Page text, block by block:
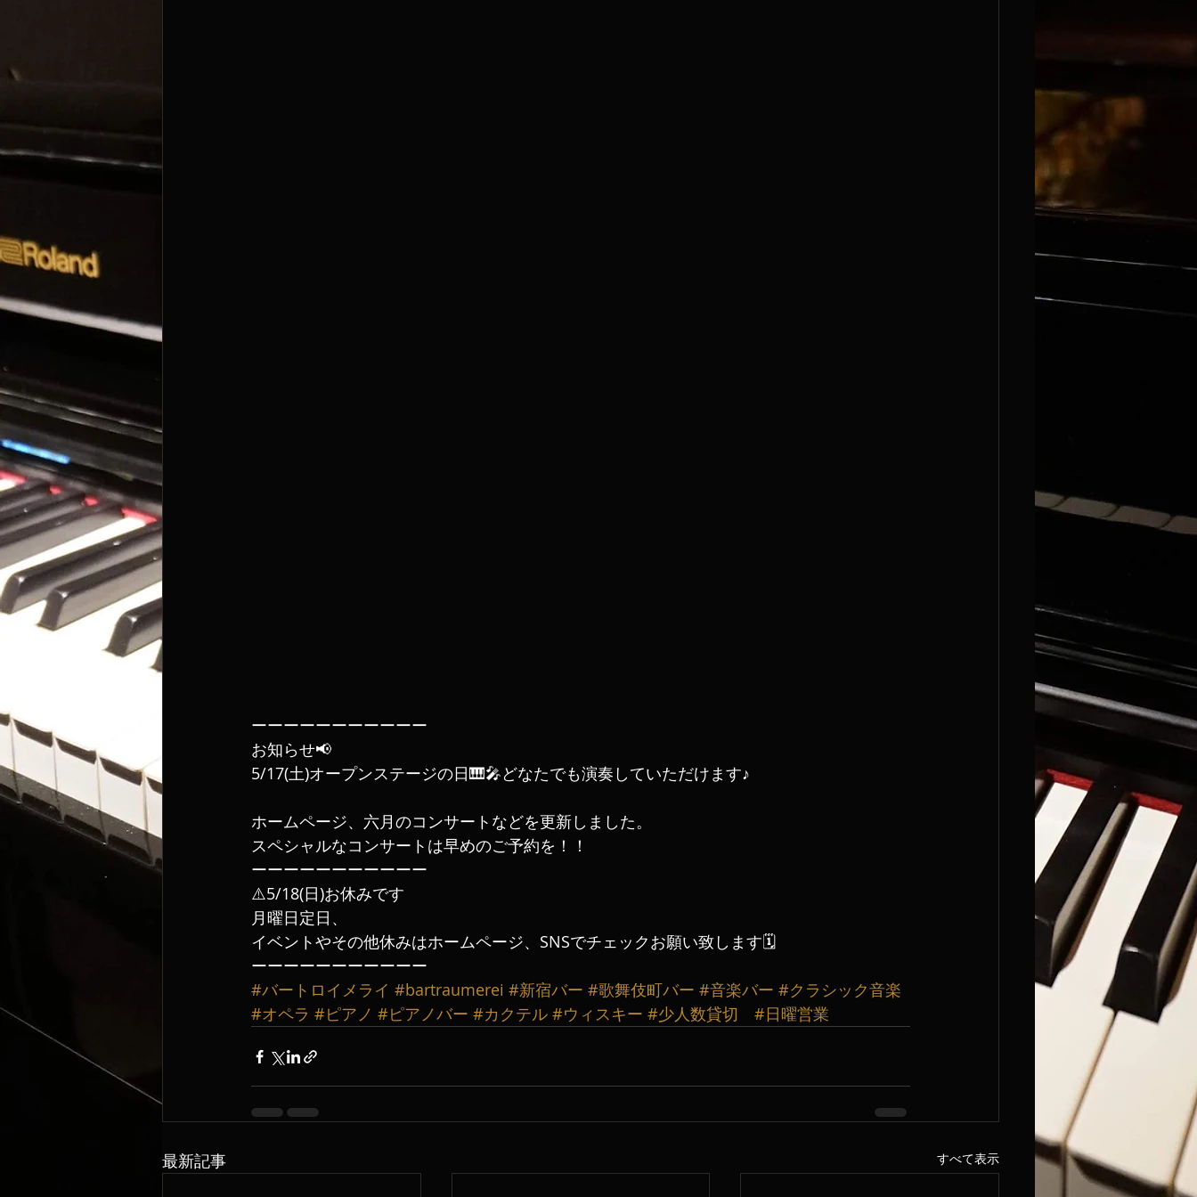
ーーーーーーーーーーー
お知らせ📢
5/17(土)オープンステージの日🎹🎤どなたでも演奏していただけます♪
ホームページ、六月のコンサートなどを更新しました。
スペシャルなコンサートは早めのご予約を！！
ーーーーーーーーーーー
⚠️5/18(日)お休みです
月曜日定日、
イベントやその他休みはホームページ、SNSでチェックお願い致します🗓️
ーーーーーーーーーーー
#バートロイメライ #bartraumerei #新宿バー #歌舞伎町バー #音楽バー #クラシック音楽
#オペラ #ピアノ #ピアノバー #カクテル #ウィスキー #少人数貸切 #日曜営業
最新記事 すべて表示